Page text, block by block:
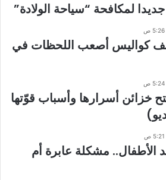
لمكافحة “سياحة الولادة”
كواليس أصعب اللحظات في
خزائن أسرارها وأسباب قوّتها
مشكلة عابرة أم